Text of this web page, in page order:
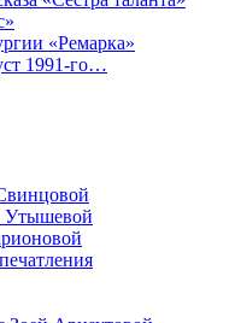
«Ремарка»
1991-го…
Утышевой